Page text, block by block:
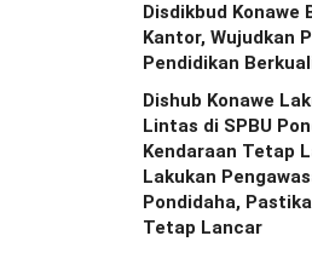
Disdikbud Konawe
Kantor, Wujudkan
Pendidikan
Dishub Konawe
Lintas di SPBU
Kendaraan Tetap
Lakukan
Pondidaha,
Tetap Lancar